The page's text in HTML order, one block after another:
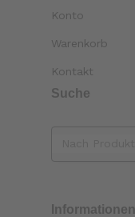
Konto
Warenkorb
Kontakt
Suche
Informationen